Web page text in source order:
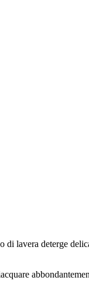
lavera deterge